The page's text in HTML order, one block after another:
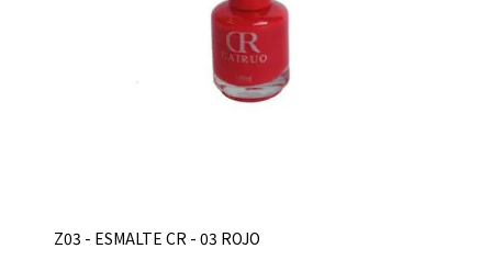
Z03 - ESMALTE CR - 03 ROJO